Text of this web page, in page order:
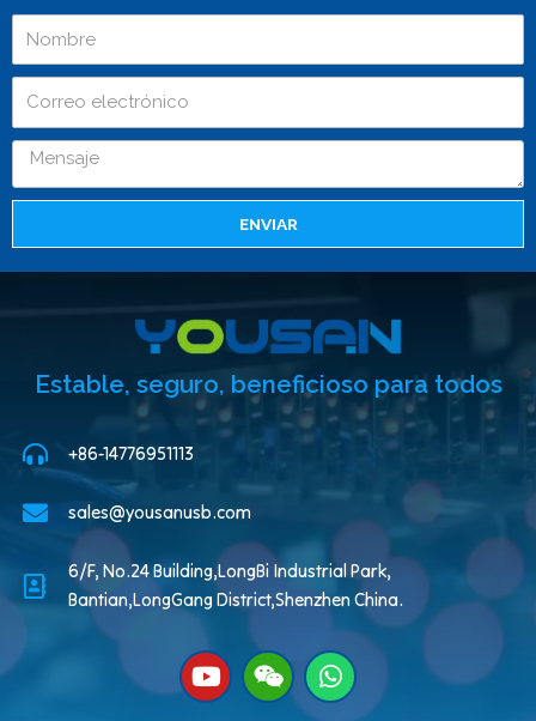
ENVIAR
Estable, seguro, beneficioso para todos
+86-14776951113
sales@yousanusb.com
6/F, No.24 Building,LongBi Industrial Park,
Bantian,LongGang District,Shenzhen China.